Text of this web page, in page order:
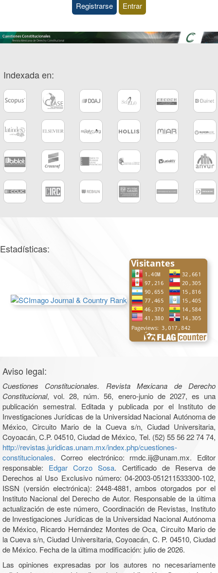
Registrarse Entrar
Indexada en:
Estadísticas:
Aviso legal:
Cuestiones Constitucionales. Revista Mexicana de Derecho
Constitucional, vol. 28, núm. 56, enero-junio de 2027, es una
publicación semestral. Editada y publicada por el Instituto de
Investigaciones Jurídicas de la Universidad Nacional Autónoma de
México, Circuito Mario de la Cueva s/n, Ciudad Universitaria,
Coyoacán, C.P. 04510, Ciudad de México, Tel. (52) 55 56 22 74 74,
http://revistas.juridicas.unam.mx/index.php/cuestiones-
constitucionales. Correo electrónico: rmdc.iij@unam.mx. Editor
responsable: Edgar Corzo Sosa. Certificado de Reserva de
Derechos al Uso Exclusivo número: 04-2003-051211533300-102,
ISSN (versión electrónica): 2448-4881, ambos otorgados por el
Instituto Nacional del Derecho de Autor. Responsable de la última
actualización de este número, Coordinación de Revistas, Instituto
de Investigaciones Jurídicas de la Universidad Nacional Autónoma
de México, Ricardo Hernández Montes de Oca, Circuito Mario de
la Cueva s/n, Ciudad Universitaria, Coyoacán, C. P. 04510, Ciudad
de México. Fecha de la última modificación: julio de 2026.
Las opiniones expresadas por los autores no necesariamente